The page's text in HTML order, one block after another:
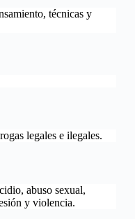
técnicas y
legales e ilegales.
abuso sexual,
y violencia.